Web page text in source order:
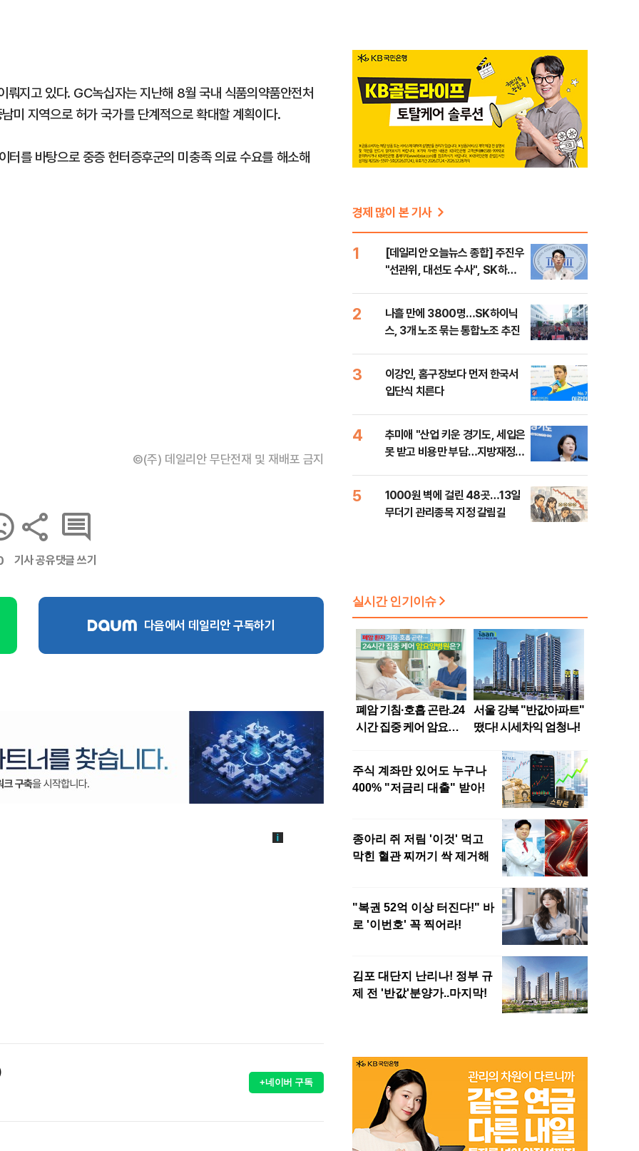
지고 있다. GC녹십자는 지난해 8월 국내 식품의약품안전처
미 지역으로 허가 국가를 단계적으로 확대할 계획이다.
를 바탕으로 중증 헌터증후군의 미충족 의료 수요를 해소해
©(주) 데일리안 무단전재 및 재배포 금지
기사 공유댓글 쓰기
다음에서 데일리안 구독하기
+네이버 구독
경제 많이 본 기사
1
[데일리안 오늘뉴스 종합] 주진우
"선관위, 대선도 수사", SK하이
2
나흘 만에 3800명…SK하이닉
스, 3개 노조 묶는 통합노조 추진
3
이강인, 홈구장보다 먼저 한국서
입단식 치른다
4
추미애 "산업 키운 경기도, 세입은
못 받고 비용만 부담…지방재정
5
1000원 벽에 걸린 48곳…13일
무더기 관리종목 지정 갈림길